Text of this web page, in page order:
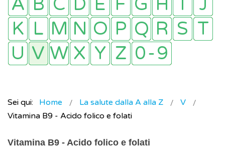
Sei qui: Home La salute dalla A alla Z
V
Vitamina B9 - Acido folico e folati
Vitamina B9 - Acido folico e folati